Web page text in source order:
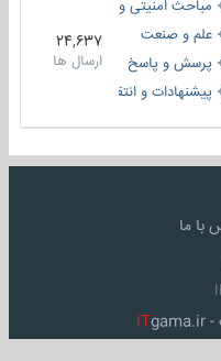
امنیتی و اطلاعاتی
و صنعت
و پاسخ
و انتقادات
24,637
ارسال ها
ما
iTgama.ir